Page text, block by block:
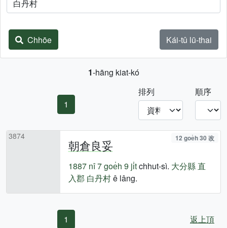
Chhōe Kái-tû lū-thai
1-hāng kiat-kó
1
排列 順序
3874
朝倉良妥 12 goe̍h 30 改
1887 nî7 goe̍h 9 ji̍tchhut-sì. 大分縣直
入郡 白丹村ê lâng.
1 返上頂